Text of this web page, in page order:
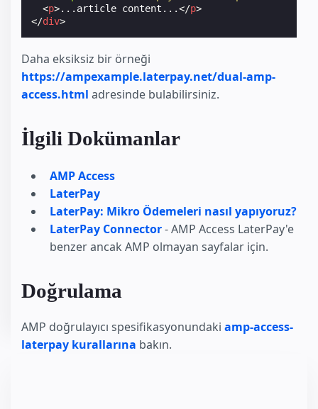
<p>...article content...</p>
</div>
Daha eksiksiz bir örneği
https://ampexample.laterpay.net/dual-amp-
access.html adresinde bulabilirsiniz.
İlgili Dokümanlar
AMP Access
LaterPay
LaterPay: Mikro Ödemeleri nasıl yapıyoruz?
LaterPay Connector- AMP Access LaterPay'e
benzer ancak AMP olmayan sayfalar için.
Doğrulama
AMP doğrulayıcı spesifikasyonundaki amp-access-
laterpay kurallarına bakın.